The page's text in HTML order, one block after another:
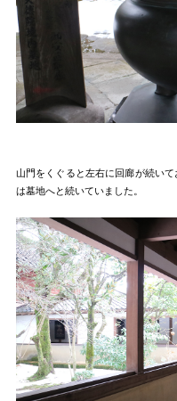
山門をくぐると左右に回廊が続い
は墓地へと続いていました。